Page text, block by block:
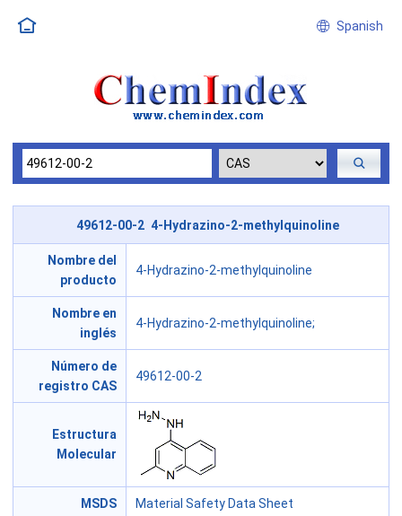
Spanish
49612-00-2 4-Hydrazino-2-methylquinoline
Nombre del
producto
4-Hydrazino-2-methylquinoline
Nombre en
inglés
4-Hydrazino-2-methylquinoline;
Número de
registro CAS
49612-00-2
Estructura
Molecular
MSDS Material Safety Data Sheet